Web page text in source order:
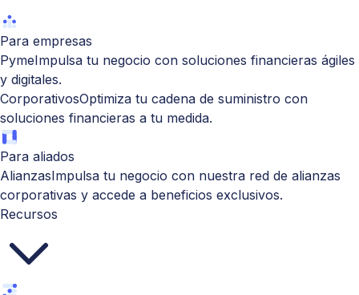
Para empresas
PymeImpulsa tu negocio con soluciones financieras ágiles
y digitales.
CorporativosOptimiza tu cadena de suministro con
soluciones financieras a tu medida.
Para aliados
AlianzasImpulsa tu negocio con nuestra red de alianzas
corporativas y accede a beneficios exclusivos.
Recursos